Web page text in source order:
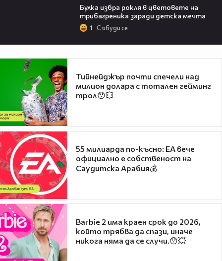
Булка избра рокля в цветовете на
трибагреника заради детска мечта
1 Събуди се
Тийнейджър почти спечели над
милион долара с тотален гейминг
трол😯💥
55 милиарда по-късно: EA вече
официално е собственост на
Саудитска Арабия💰
Barbie 2 има краен срок до 2026,
който трябва да спази, иначе
никога няма да се случи.😯💥